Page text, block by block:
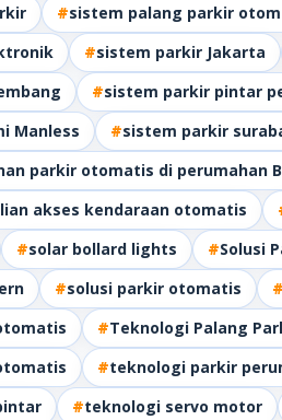
#sistem palang parkir
#sistem parkir Jakarta
#sistem parkir pintar
Manless #sistem parkir
parkir otomatis di perumahan
akses kendaraan otomatis
#solar bollard lights #Solusi
#solusi parkir otomatis
#Teknologi Palang
#teknologi parkir
#teknologi servo motor